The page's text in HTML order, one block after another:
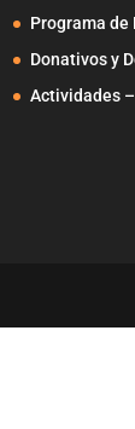
Programa de
Donativos y
Actividades